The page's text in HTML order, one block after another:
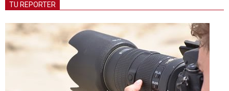
TU REPORTER